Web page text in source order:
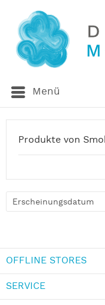
Menü
Produkte von
OFFLINE STORES
SERVICE